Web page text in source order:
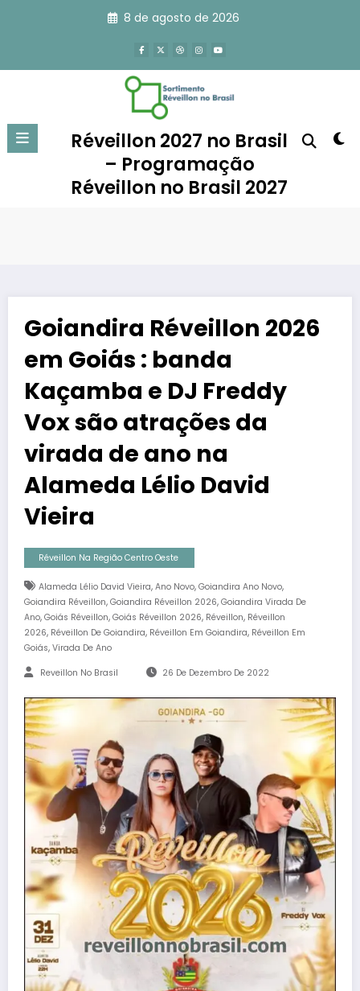
8 de agosto de 2026
Réveillon 2027 no Brasil
– Programação
Réveillon no Brasil 2027
Goiandira Réveillon 2026
em Goiás : banda
Kaçamba e DJ Freddy
Vox são atrações da
virada de ano na
Alameda Lélio David
Vieira
Réveillon Na Região Centro Oeste
Alameda Lélio David Vieira, Ano Novo, Goiandira Ano Novo,
Goiandira Réveillon, Goiandira Réveillon 2026, Goiandira Virada De
Ano, Goiás Réveillon, Goiás Réveillon 2026, Réveillon, Réveillon
2026, Réveillon De Goiandira, Réveillon Em Goiandira, Réveillon Em
Goiás, Virada De Ano
Reveillon No Brasil 26 De Dezembro De 2022